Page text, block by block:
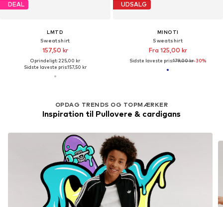
DEAL
LMTD
Sweatshirt
157,50 kr
Oprindeligt: 225,00 kr
Sidste laveste pris:157,50 kr
UDSALG
MINOTI
Sweatshirt
Fra 125,00 kr
Sidste laveste pris:179,00 kr-30%
OPDAG TRENDS OG TOPMÆRKER
Inspiration til Pullovere & cardigans